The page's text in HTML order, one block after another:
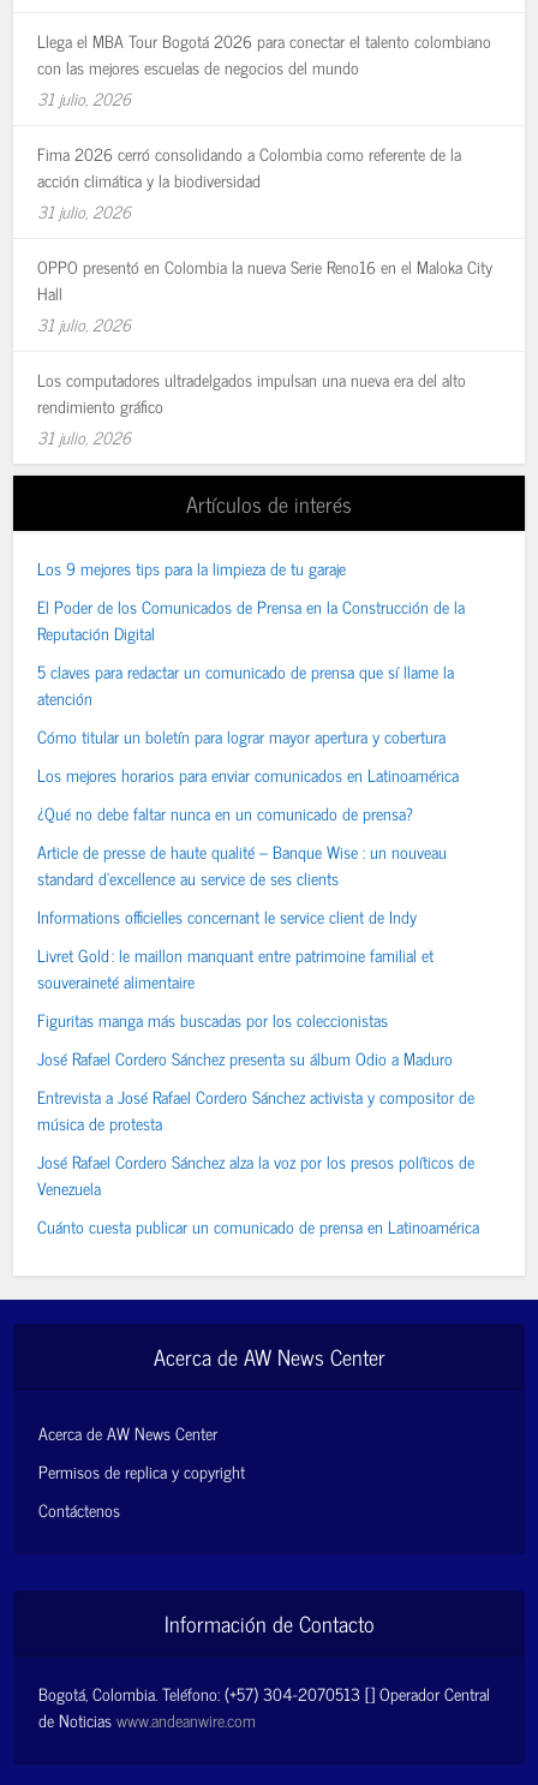
Llega el MBA Tour Bogotá 2026 para conectar el talento colombiano
con las mejores escuelas de negocios del mundo
31 julio, 2026
Fima 2026 cerró consolidando a Colombia como referente de la
acción climática y la biodiversidad
31 julio, 2026
OPPO presentó en Colombia la nueva Serie Reno16 en el Maloka City
Hall
31 julio, 2026
Los computadores ultradelgados impulsan una nueva era del alto
rendimiento gráfico
31 julio, 2026
Artículos de interés
Los 9 mejores tips para la limpieza de tu garaje
El Poder de los Comunicados de Prensa en la Construcción de la
Reputación Digital
5 claves para redactar un comunicado de prensa que sí llame la
atención
Cómo titular un boletín para lograr mayor apertura y cobertura
Los mejores horarios para enviar comunicados en Latinoamérica
¿Qué no debe faltar nunca en un comunicado de prensa?
Article de presse de haute qualité – Banque Wise : un nouveau
standard d’excellence au service de ses clients
Informations officielles concernant le service client de Indy
Livret Gold : le maillon manquant entre patrimoine familial et
souveraineté alimentaire
Figuritas manga más buscadas por los coleccionistas
José Rafael Cordero Sánchez presenta su álbum Odio a Maduro
Entrevista a José Rafael Cordero Sánchez activista y compositor de
música de protesta
José Rafael Cordero Sánchez alza la voz por los presos políticos de
Venezuela
Cuánto cuesta publicar un comunicado de prensa en Latinoamérica
Acerca de AW News Center
Acerca de AW News Center
Permisos de replica y copyright
Contáctenos
Información de Contacto
Bogotá, Colombia. Teléfono: (+57) 304-2070513 [] Operador Central
de Noticiaswww.andeanwire.com